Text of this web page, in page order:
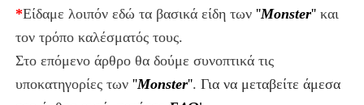
*Είδαμε λοιπόν εδώ τα βασικά είδη των ''Monster''και
τον τρόπο καλέσματός τους.
Στο επόμενο άρθρο θα δούμε συνοπτικά τις
υποκατηγορίες των ''Monster''. Για να μεταβείτε άμεσα